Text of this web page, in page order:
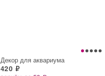
Декор для аквариума
420 ₽